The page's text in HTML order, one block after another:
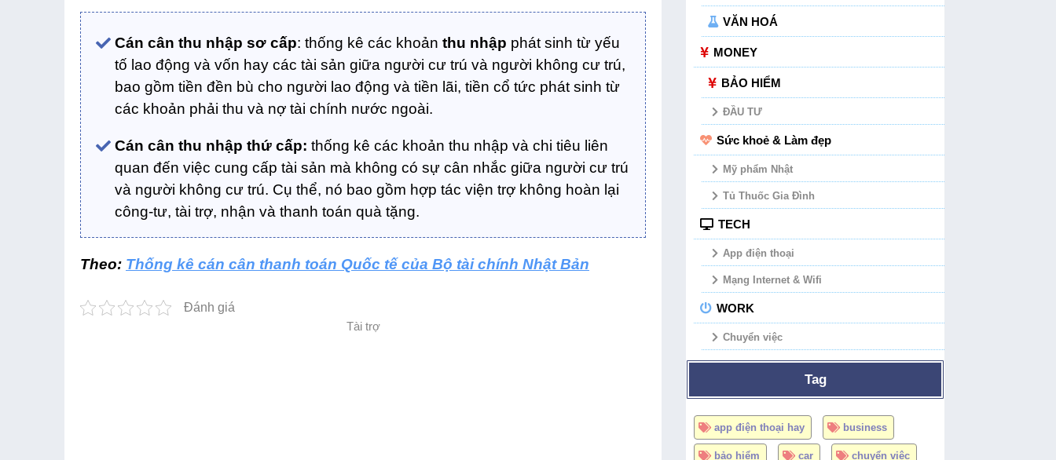
Cán cân thu nhập sơ cấp: thống kê các khoản thu nhập phát sinh từ yếu
tố lao động và vốn hay các tài sản giữa người cư trú và người không cư trú,
bao gồm tiền đền bù cho người lao động và tiền lãi, tiền cổ tức phát sinh từ
các khoản phải thu và nợ tài chính nước ngoài.
Cán cân thu nhập thứ cấp: thống kê các khoản thu nhập và chi tiêu liên
quan đến việc cung cấp tài sản mà không có sự cân nhắc giữa người cư trú
và người không cư trú. Cụ thể, nó bao gồm hợp tác viện trợ không hoàn lại
công-tư, tài trợ, nhận và thanh toán quà tặng.
Theo: Thống kê cán cân thanh toán Quốc tế của Bộ tài chính Nhật Bản
Đánh giá
Tài trợ
VĂN HOÁ
MONEY
BẢO HIỂM
ĐẦU TƯ
Sức khoẻ & Làm đẹp
Mỹ phẩm Nhật
Tủ Thuốc Gia Đình
TECH
App điện thoại
Mạng Internet & Wifi
WORK
Chuyển việc
Tag
app điện thoại hay business
bảo hiểm car chuyển việc